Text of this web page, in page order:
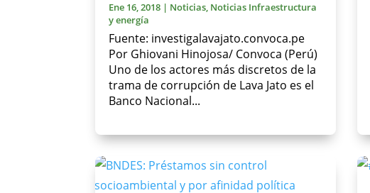
Ene 16, 2018 | Noticias, Noticias Infraestructura
y energía
Fuente: investigalavajato.convoca.pe
Por Ghiovani Hinojosa/ Convoca (Perú)
Uno de los actores más discretos de la
trama de corrupción de Lava Jato es el
Banco Nacional...